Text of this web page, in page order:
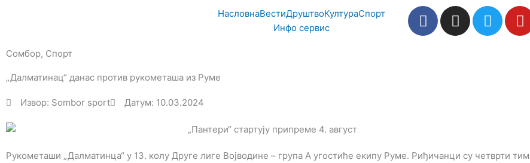
НасловнаВестиДруштвоКултураСпорт
Инфо сервис
F
a
I
n
T
w
Y
o
Сомбор, Спорт
„Далматинац“ данас против рукометаша из Руме
Извор: Sombor sport Датум: 10.03.2024
Рукометаши „Далматинца“ у 13. колу Друге лиге Војводине – група А угостиће екипу Руме. Риђичанци су четврти тим